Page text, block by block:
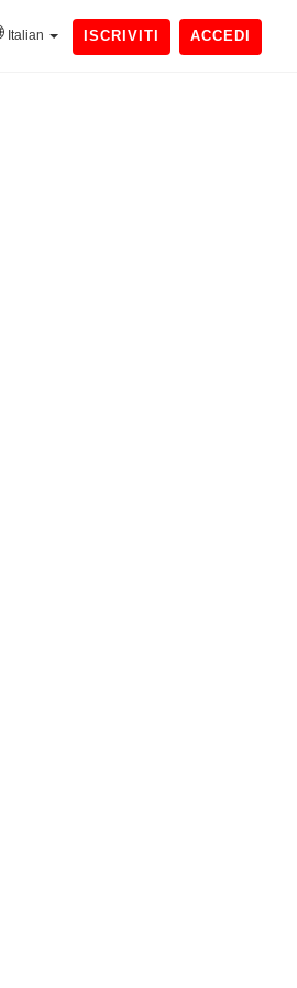
Italian ISCRIVITI ACCEDI